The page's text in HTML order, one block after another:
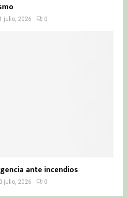
julio, 2026 0
ante incendios
julio, 2026 0